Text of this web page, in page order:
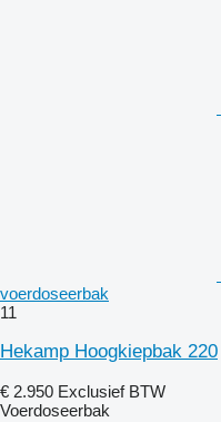
voerdoseerbak
11
Hekamp Hoogkiepbak 220
€ 2.950 Exclusief BTW
Voerdoseerbak